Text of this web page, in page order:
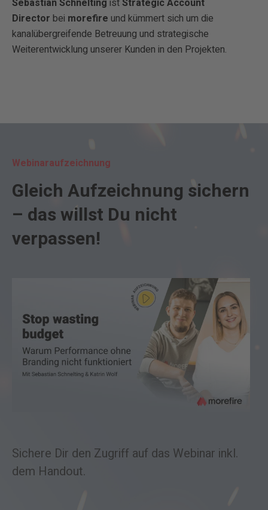
Sebastian Schnelting istStrategic Account
Director bei morefire und kümmert sich um die
kanalübergreifende Betreuung und strategische
Weiterentwicklung unserer Kunden in den Projekten.
Webinaraufzeichnung
Gleich Aufzeichnung sichern
– das willst Du nicht
verpassen!
Sichere Dir den Zugriff auf das Webinar inkl.
dem Handout.